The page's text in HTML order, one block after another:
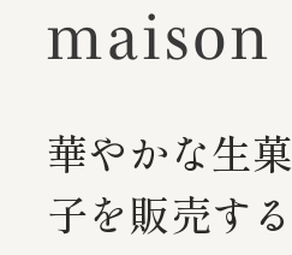
maison
華やかな生菓
子を販売する